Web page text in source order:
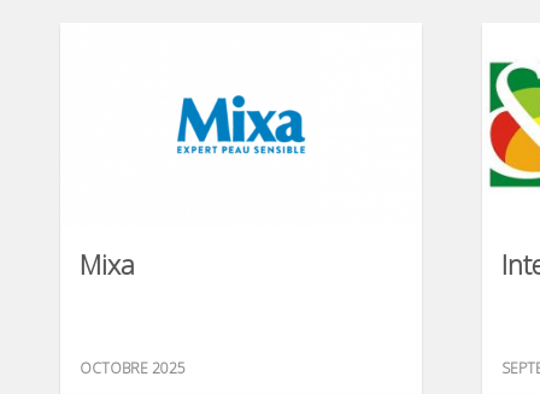
Mixa
OCTOBRE 2025